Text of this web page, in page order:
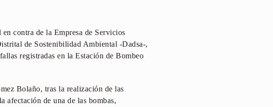
contra de la Empresa de Servicios
de Sostenibilidad Ambiental -Dadsa-,
registradas en la Estación de Bombeo
Bolaño, tras la realización de las
afectación de una de las bombas,